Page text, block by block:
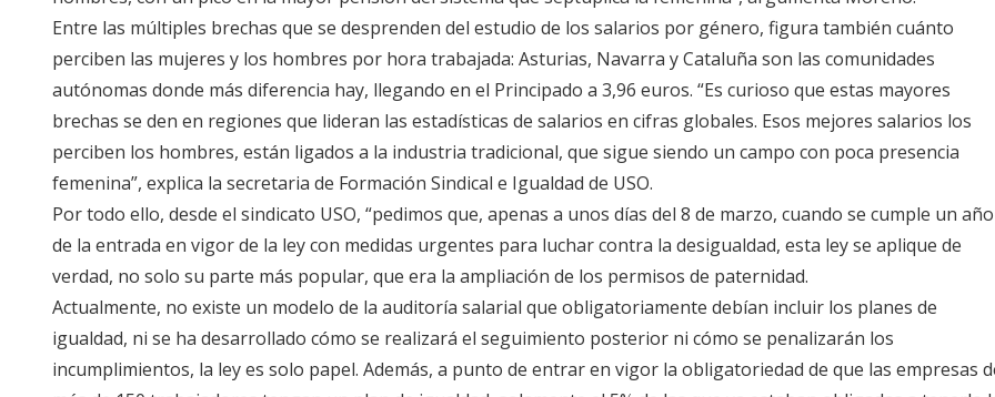
Entre las múltiples brechas que se desprenden del estudio de los salarios por género, figura también cuánto
perciben las mujeres y los hombres por hora trabajada: Asturias, Navarra y Cataluña son las comunidades
autónomas donde más diferencia hay, llegando en el Principado a 3,96 euros. “Es curioso que estas mayores
brechas se den en regiones que lideran las estadísticas de salarios en cifras globales. Esos mejores salarios los
perciben los hombres, están ligados a la industria tradicional, que sigue siendo un campo con poca presencia
femenina”, explica la secretaria de Formación Sindical e Igualdad de USO.
Por todo ello, desde el sindicato USO, “pedimos que, apenas a unos días del 8 de marzo, cuando se cumple un año
de la entrada en vigor de la ley con medidas urgentes para luchar contra la desigualdad, esta ley se aplique de
verdad, no solo su parte más popular, que era la ampliación de los permisos de paternidad.
Actualmente, no existe un modelo de la auditoría salarial que obligatoriamente debían incluir los planes de
igualdad, ni se ha desarrollado cómo se realizará el seguimiento posterior ni cómo se penalizarán los
incumplimientos, la ley es solo papel. Además, a punto de entrar en vigor la obligatoriedad de que las empresas